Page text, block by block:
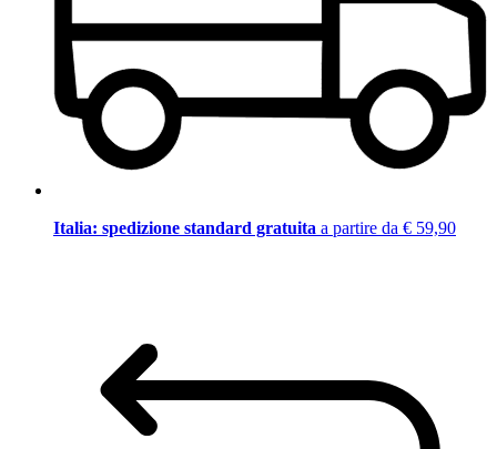
Italia: spedizione standard gratuita a partire da € 59,90